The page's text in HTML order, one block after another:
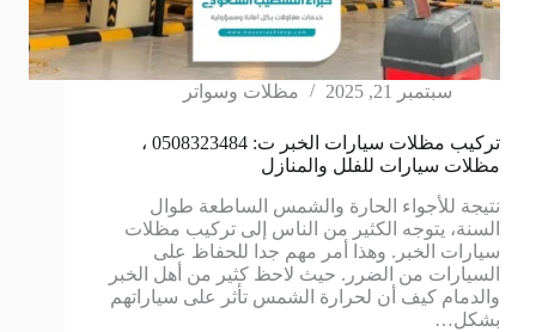
سبتمبر 21, 2025 مظلات وسواتر
تركيب مظلات سيارات الخبر ت: 0508323484 ،
مظلات سيارات للفلل والمنازل
نتيجة للأجواء الحارة والشمس الساطعة طوال
السنة، يتوجه الكثير من الناس إلى تركيب مظلات
سيارات الخبر. وهذا أمر مهم جدا للحفاظ على
السيارات من الضرر. حيث لاحظ كثير من أهل الخبر
والدمام كيف أن لحرارة الشمس تأثر على سياراتهم
بشكل…